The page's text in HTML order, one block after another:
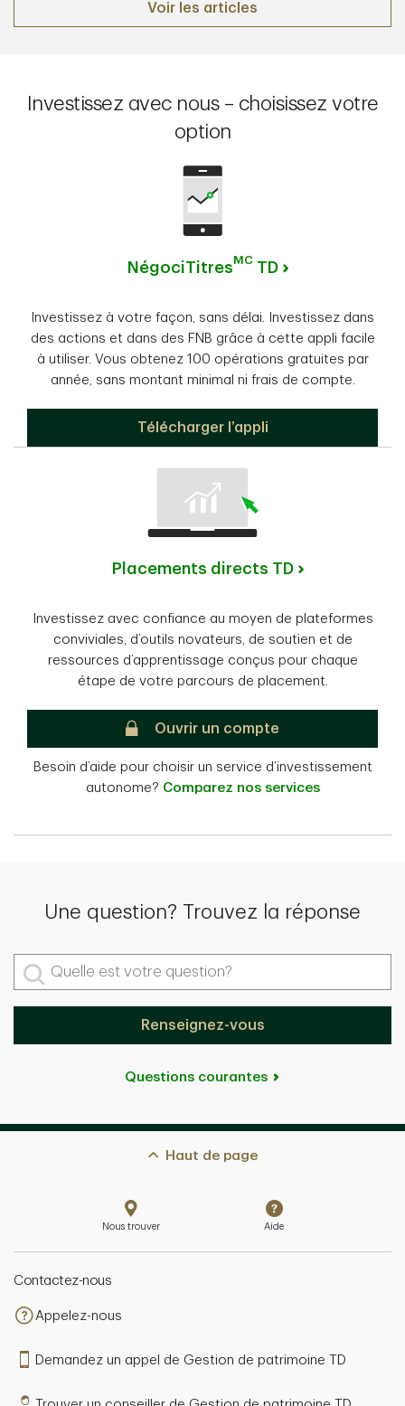
Voir les articles
Investissez avec nous – choisissez votre
option
NégociTitresMCTD
Investissez à votre façon, sans délai. Investissez dans
des actions et dans des FNB grâce à cette appli facile
à utiliser. Vous obtenez 100 opérations gratuites par
année, sans montant minimal ni frais de compte.
NégociTitres TD
Télécharger l’appli
Placements directs TD
Investissez avec confiance au moyen de plateformes
conviviales, d’outils novateurs, de soutien et de
ressources d’apprentissage conçus pour chaque
étape de votre parcours de placement.
Placements directs TD
Ouvrir un compte
Besoin d’aide pour choisir un service d’investissement
autonome? Comparez nos services
Une question? Trouvez la réponse
Quelle est votre question?
Renseignez-vous
Questions courantes
Haut de page
Nous trouver Aide
Contactez-nous
Appelez-nous
Demandez un appel de Gestion de patrimoine TD